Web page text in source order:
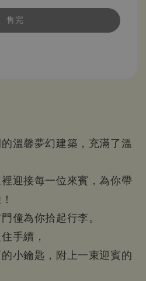
售完
溫馨夢幻建築，充滿了溫
迎接每一位來賓，為你帶
僮為你拾起行李。
手續，
小鑰匙，附上一束迎賓的